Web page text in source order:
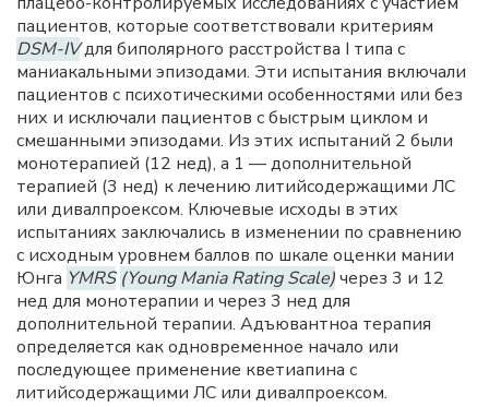
пациентов, которые соответствовали критериям
DSM-IVдля биполярного расстройства I типа с
маниакальными эпизодами. Эти испытания включали
пациентов с психотическими особенностями или без
них и исключали пациентов с быстрым циклом и
смешанными эпизодами. Из этих испытаний 2 были
монотерапией (12 нед), а 1 — дополнительной
терапией (3 нед) к лечению литийсодержащими ЛС
или дивалпроексом. Ключевые исходы в этих
испытаниях заключались в изменении по сравнению
с исходным уровнем баллов по шкале оценки мании
Юнга YMRS (Young Mania Rating Scale)через 3 и 12
нед для монотерапии и через 3 нед для
дополнительной терапии. Адъювантноа терапия
определяется как одновременное начало или
последующее применение кветиапина с
литийсодержащими ЛС или дивалпроексом.